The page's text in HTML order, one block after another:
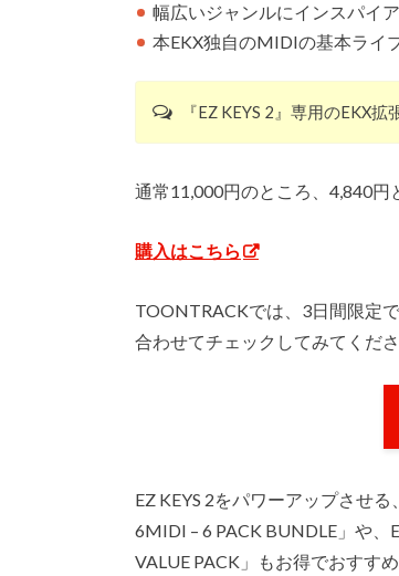
幅広いジャンルにインスパイ
本EKX独自のMIDIの基本ライ
『EZ KEYS 2』専用のEKX拡
通常11,000円のところ、4,840円
購入はこちら
TOONTRACKでは、3日間限定
合わせてチェックしてみてくださ
EZ KEYS 2をパワーアップさせ
6MIDI – 6 PACK BUNDLE」や、
VALUE PACK」もお得でおすすめ